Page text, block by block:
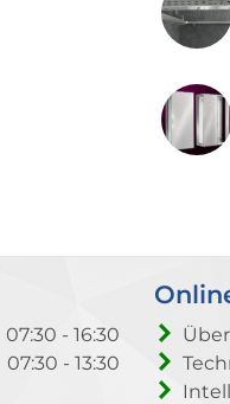
07:30 - 16:30
07:30 - 13:30